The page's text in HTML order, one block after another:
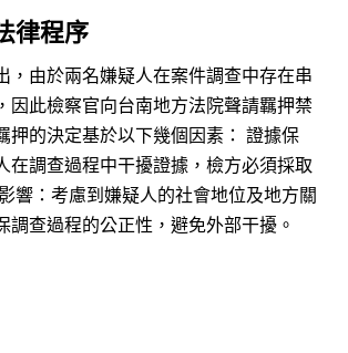
律程序
，由於兩名嫌疑人在案件調查中存在串
因此檢察官向台南地方法院聲請羈押禁
押的決定基於以下幾個因素： 證據保
在調查過程中干擾證據，檢方必須採取
響：考慮到嫌疑人的社會地位及地方關
調查過程的公正性，避免外部干擾。